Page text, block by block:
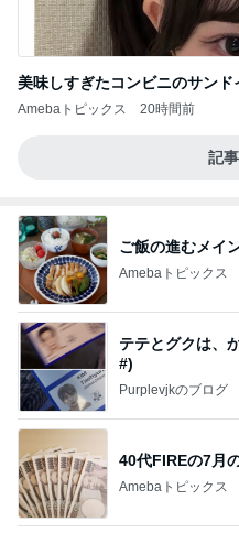
美味しすぎたコンビニのサンド
Amebaトピックス 20時間前
記
ご飯の進むメイ
Amebaトピックス
テテとグクは、
#)
Purplevjkのブログ
40代FIREの7月
Amebaトピックス